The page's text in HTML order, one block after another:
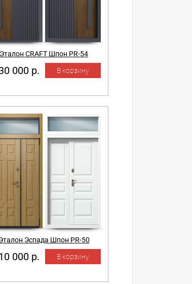
Эталон CRAFT Шпон PR-54
000 р.
Эспада Шпон PR-50
000 р.